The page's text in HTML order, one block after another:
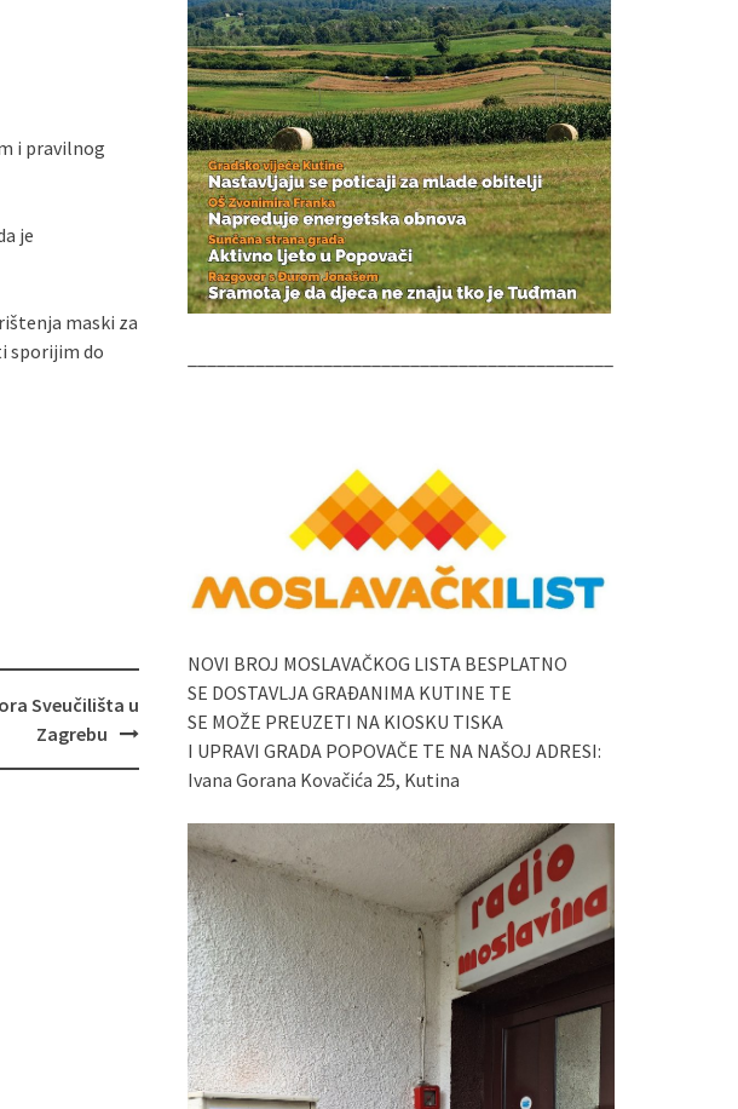
i pravilnog
je
maski za
sporijim do
Sveučilišta u
Zagrebu
NOVI BROJ MOSLAVAČKOG LISTA BESPLATNO
SE DOSTAVLJA GRAĐANIMA KUTINE TE
SE MOŽE PREUZETI NA KIOSKU TISKA
I UPRAVI GRADA POPOVAČE TE NA NAŠOJ ADRESI:
Ivana Gorana Kovačića 25, Kutina